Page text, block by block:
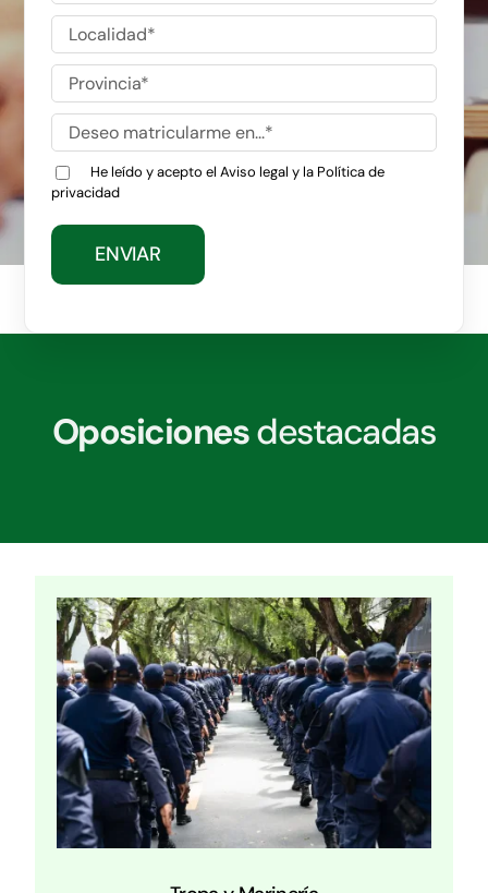
He leído y acepto elAviso legal y la Política de
privacidad
Oposicionesdestacadas